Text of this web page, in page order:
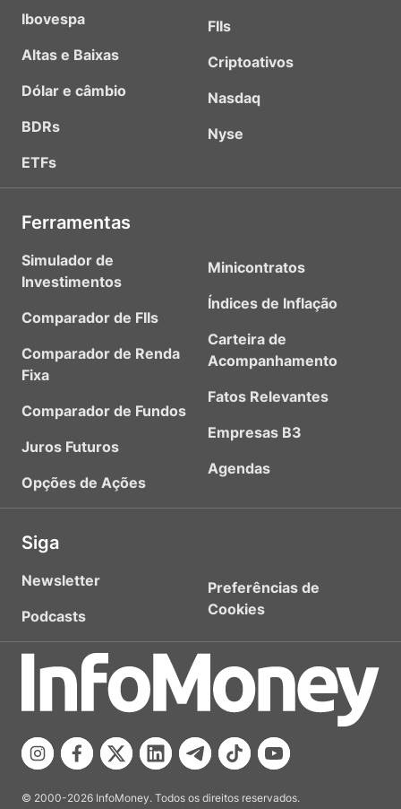
Ibovespa
Altas e Baixas
Dólar e câmbio
BDRs
ETFs
FIIs
Criptoativos
Nasdaq
Nyse
Ferramentas
Simulador de
Investimentos
Comparador de FIIs
Comparador de Renda
Fixa
Comparador de Fundos
Juros Futuros
Opções de Ações
Minicontratos
Índices de Inflação
Carteira de
Acompanhamento
Fatos Relevantes
Empresas B3
Agendas
Siga
Newsletter
Podcasts
Preferências de
Cookies
© 2000-2026 InfoMoney. Todos os direitos reservados.